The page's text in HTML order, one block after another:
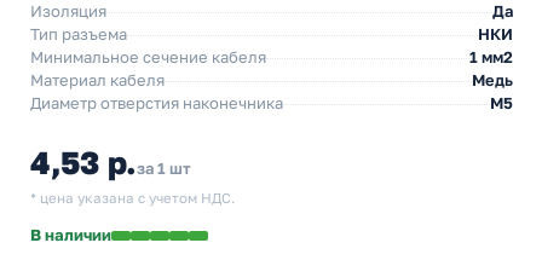
Изоляция
Да
Тип разъема
НКИ
Минимальное сечение кабеля
1 мм2
Материал кабеля
Медь
Диаметр отверстия наконечника
М5
4,53 р.за 1 шт
* цена указана с учетом НДС.
В наличии